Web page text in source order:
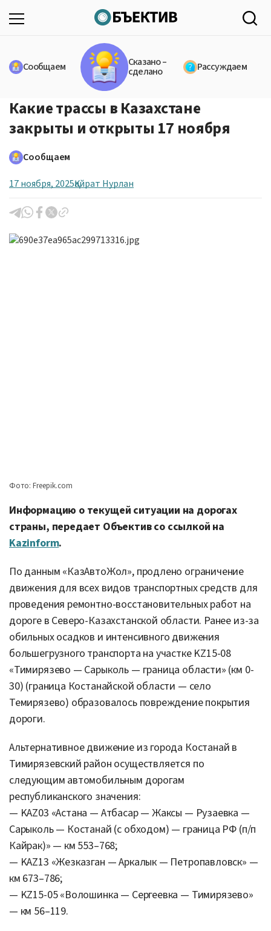
Сообщаем Сказано –
сделано Рассуждаем
Какие трассы в Казахстане
закрыты и открыты 17 ноября
Сообщаем
17 ноября, 2025Қайрат Нурлан
Фото: Freepik.com
Информацию о текущей ситуации на дорогах
страны, передает Объектив со ссылкой на
Kazinform.
По данным «КазАвтоЖол», продлено ограничение
движения для всех видов транспортных средств для
проведения ремонтно-восстановительных работ на
дороге в Северо-Казахстанской области. Ранее из-за
обильных осадков и интенсивного движения
большегрузного транспорта на участке KZ15-08
«Тимирязево — Сарыколь — граница области» (км 0-
30) (граница Костанайской области — село
Темирязево) образовалось повреждение покрытия
дороги.
Альтернативное движение из города Костанай в
Тимирязевский район осуществляется по
следующим автомобильным дорогам
республиканского значения:
— KAZ03 «Астана — Атбасар — Жаксы — Рузаевка —
Сарыколь — Костанай (с обходом) — граница РФ (п/п
Кайрак)» — км 553–768;
— KAZ13 «Жезказган — Аркалык — Петропавловск» —
км 673–786;
— KZ15-05 «Волошинка — Сергеевка — Тимирязево»
— км 56–119.